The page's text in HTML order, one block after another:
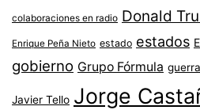
colaboraciones en radio Donald
Enrique Peña Nieto estado estados
gobierno Grupo Fórmula guerra
Javier Tello Jorge